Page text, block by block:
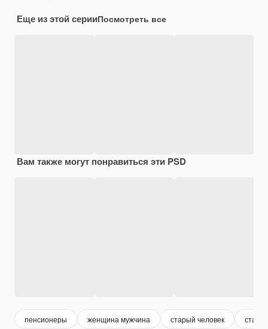
Еще из этой серииПосмотреть все
Вам также могут понравиться эти PSD
пенсионеры женщина мужчина старый человек